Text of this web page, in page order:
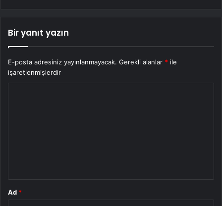
Bir yanıt yazın
E-posta adresiniz yayınlanmayacak. Gerekli alanlar * ile
işaretlenmişlerdir
Ad *